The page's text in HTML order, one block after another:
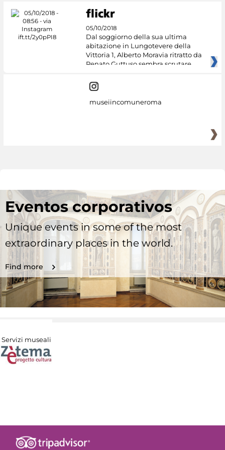
05/10/2018
Dal soggiorno della sua ultima
abitazione in Lungotevere della
Vittoria 1, Alberto Moravia ritratto da
Renato Guttuso sembra scrutare
museiincomuneroma
Eventos corporativos
Unique events in some of the most
extraordinary places in the world.
Find more
Servizi museali